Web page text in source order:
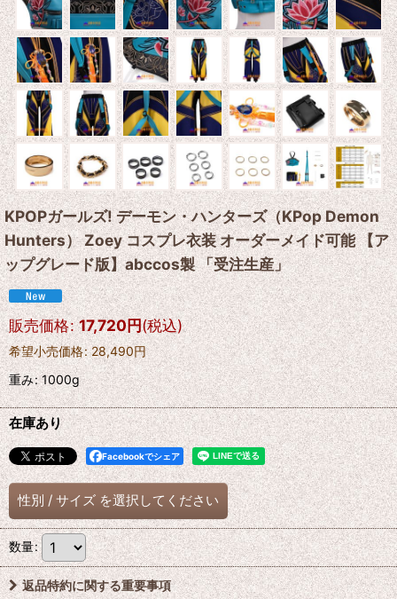
KPOPガールズ! デーモン・ハンターズ（KPop Demon
Hunters） Zoey コスプレ衣装 オーダーメイド可能 【ア
ップグレード版】abccos製 「受注生産」
販売価格: 17,720円(税込)
希望小売価格: 28,490円
重み:1000g
在庫あり
Facebookでシェア
性別 / サイズ を選択してください
数量:
返品特約に関する重要事項